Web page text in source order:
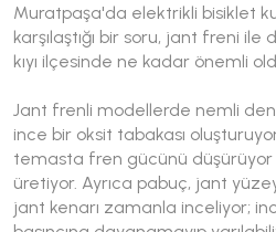
Muratpaşa'da elektrikli bisiklet
karşılaştığı bir soru, jant freni ile
kıyı ilçesinde ne kadar önemli
Jant frenli modellerde nemli
ince bir oksit tabakası
temasta fren gücünü düşürüyor
üretiyor. Ayrıca pabuç, jant
jant kenarı zamanla inceliyor;